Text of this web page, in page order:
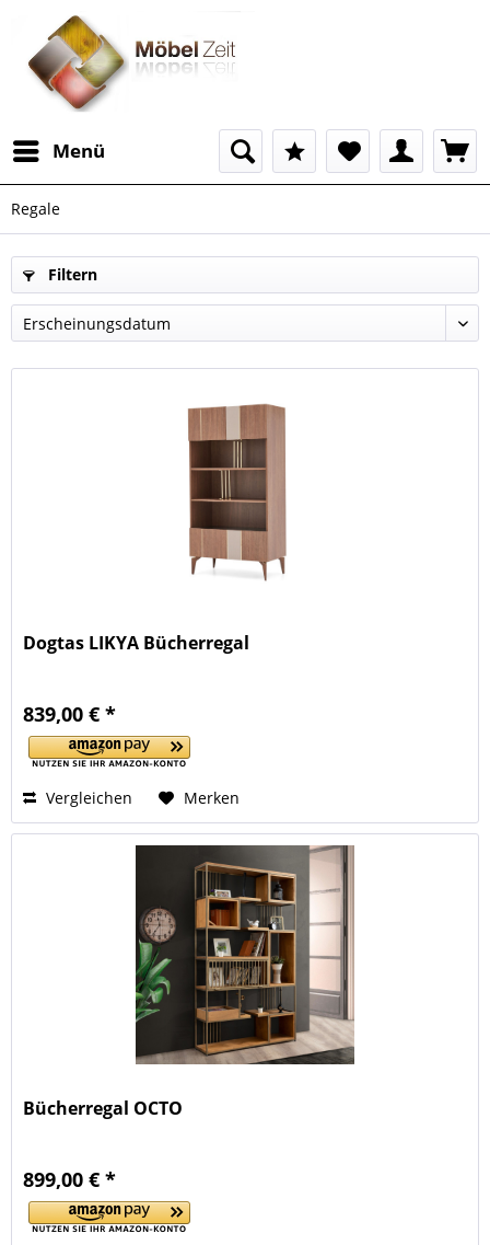
Menü
Regale
Filtern
Dogtas LIKYA Bücherregal
839,00 € *
Vergleichen Merken
Bücherregal OCTO
899,00 € *